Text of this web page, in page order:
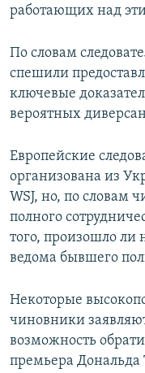
работающих над
По словам
спешили
ключевые
вероятных
Европейские
организована из
WSJ, но, по словам
полного
того, произошло ли
ведома бывшего
Некоторые
чиновники
возможность
премьера